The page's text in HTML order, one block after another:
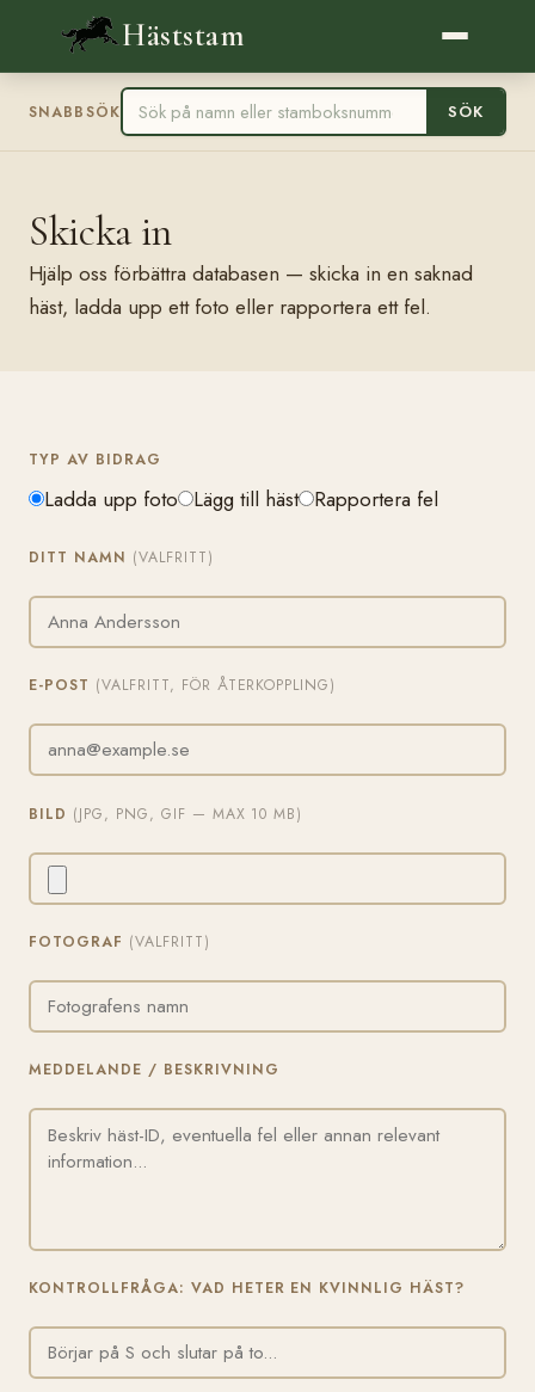
Häststam
SNABBSÖK SÖK
Skicka in
Hjälp oss förbättra databasen — skicka in en saknad
häst, ladda upp ett foto eller rapportera ett fel.
TYP AV BIDRAG
Ladda upp foto Lägg till häst Rapportera fel
DITT NAMN (VALFRITT)
E-POST (VALFRITT, FÖR ÅTERKOPPLING)
BILD (JPG, PNG, GIF — MAX 10 MB)
FOTOGRAF (VALFRITT)
MEDDELANDE / BESKRIVNING
KONTROLLFRÅGA: VAD HETER EN KVINNLIG HÄST?